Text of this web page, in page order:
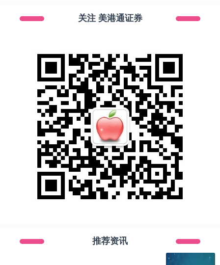
关注 美港通证券
推荐资讯